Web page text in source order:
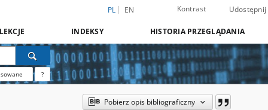
PL EN Kontrast Udostępnij
INDEKSY HISTORIA PRZEGLĄDANIA
?
Pobierz opis bibliograficzny